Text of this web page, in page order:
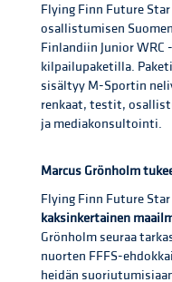
Flying Finn Future
osallistumisen
Finlandiin Junior
kilpailupaketilla.
sisältyy M-Sportin
renkaat, testit,
ja mediakonsultointi.
Marcus Grönholm
Flying Finn Future
kaksinkertainen
Grönholm seuraa
nuorten FFFS-
heidän